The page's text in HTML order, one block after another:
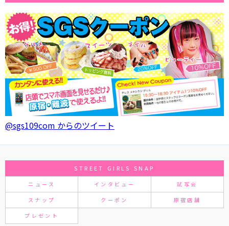
@sgs109com からのツイート
STREET GIRLS SNAP
ニュース インタビュー 試写会
スナップ クーポン 原宿店舗
プレゼント